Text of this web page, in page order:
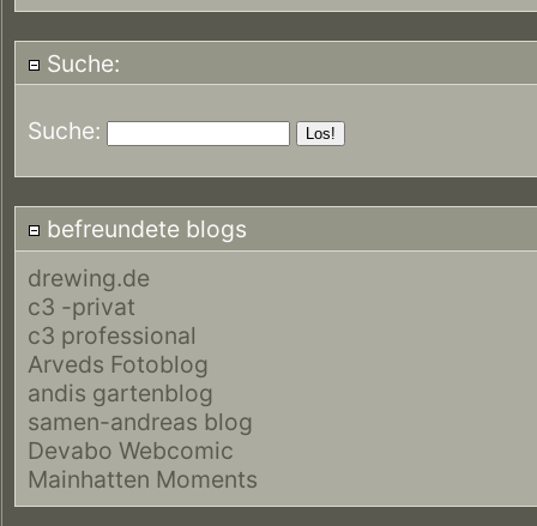
Suche:
Suche:
befreundete blogs
drewing.de
c3 -privat
c3 professional
Arveds Fotoblog
andis gartenblog
samen-andreas blog
Devabo Webcomic
Mainhatten Moments